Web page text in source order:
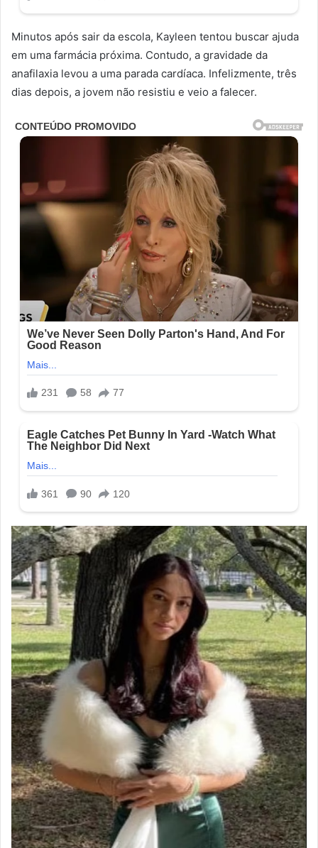
Minutos após sair da escola, Kayleen tentou buscar ajuda
em uma farmácia próxima. Contudo, a gravidade da
anafilaxia levou a uma parada cardíaca. Infelizmente, três
dias depois, a jovem não resistiu e veio a falecer.